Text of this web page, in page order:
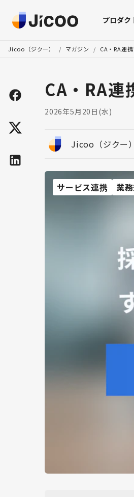
プロダク
Jicoo（ジクー） / マガジン / CA・RA連
CA・RA連
2026年5月20日(水)
Jicoo（ジクー）
サービス連携 業